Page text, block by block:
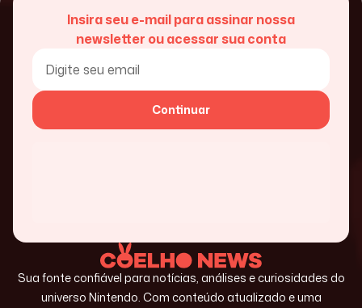
Insira seu e-mail para assinar nossa
newsletter ou acessar sua conta
Continuar
Sua fonte confiável para notícias, análises e curiosidades do
universo Nintendo. Com conteúdo atualizado e uma